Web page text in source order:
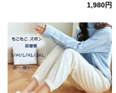
1,980円